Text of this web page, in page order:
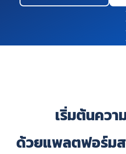
เริ่มต้นควา
ด้วยแพลตฟอร์มส